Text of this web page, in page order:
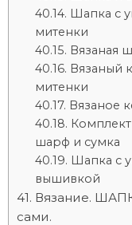
Шапка с
митенки
Вязаная
Вязаный
митенки
Вязаное
шарф и сумка
Шапка с
вышивкой
Вязание.
сами.